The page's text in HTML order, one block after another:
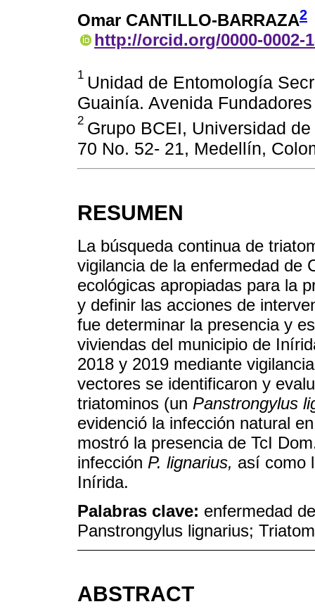
Omar CANTILLO-BARRAZA2
http://orcid.org/0000-0002-
1 Unidad de Entomología
Guainía. Avenida
2 Grupo BCEI, Universidad
70 No. 52- 21, Medellín,
RESUMEN
La búsqueda continua de
vigilancia de la enfermedad de
ecológicas apropiadas para la
y definir las acciones de
fue determinar la presencia y
viviendas del municipio de
2018 y 2019 mediante
vectores se identificaron y
triatominos (un Panstrongylus
evidenció la infección natural
mostró la presencia de TcI
infección P. lignarius, así como
Inírida.
Palabras clave: enfermedad
Panstrongylus lignarius;
ABSTRACT